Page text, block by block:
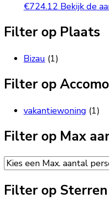
€724.12 Bekijk de
Filter op Plaats
Bizau (1)
Filter op
vakantiewoning (1)
Filter op Max
Filter op Sterren